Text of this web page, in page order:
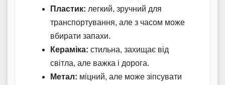
Пластик: легкий, зручний для
транспортування, але з часом може
вбирати запахи.
Кераміка: стильна, захищає від
світла, але важка і дорога.
Метал: міцний, але може зіпсувати